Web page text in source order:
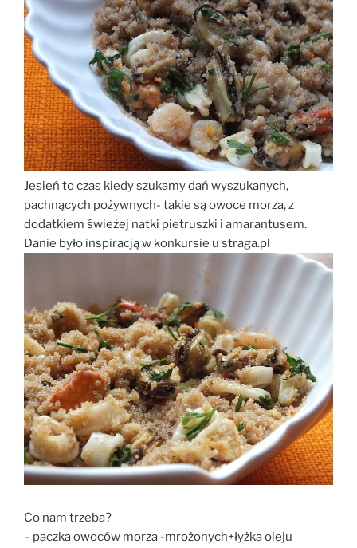
Jesień to czas kiedy szukamy dań wyszukanych,
pachnących pożywnych- takie są owoce morza, z
dodatkiem świeżej natki pietruszki i amarantusem.
Danie było inspiracją w konkursie u straga.pl
Co nam trzeba?
– paczka owoców morza -mrożonych+łyżka oleju